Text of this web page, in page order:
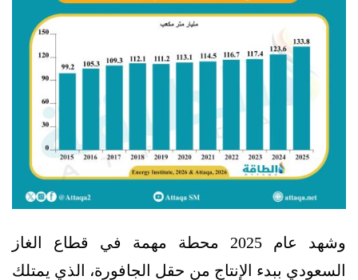
وشهد عام 2025 محطة مهمة في قطاع الغاز
السعودي ببدء الإنتاج من حقل الجافورة، الذي يمتلك